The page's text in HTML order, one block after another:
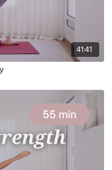
41:41